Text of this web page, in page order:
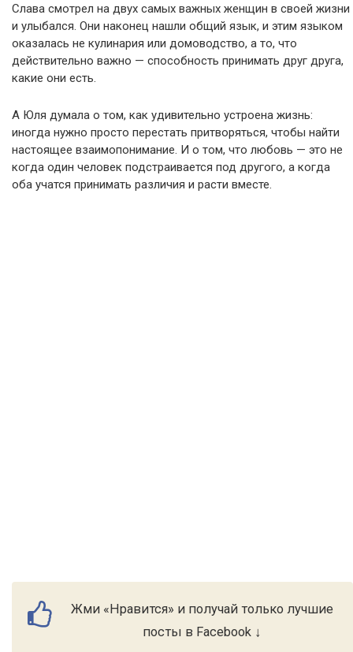
Слава смотрел на двух самых важных женщин в своей жизни
и улыбался. Они наконец нашли общий язык, и этим языком
оказалась не кулинария или домоводство, а то, что
действительно важно — способность принимать друг друга,
какие они есть.
А Юля думала о том, как удивительно устроена жизнь:
иногда нужно просто перестать притворяться, чтобы найти
настоящее взаимопонимание. И о том, что любовь — это не
когда один человек подстраивается под другого, а когда
оба учатся принимать различия и расти вместе.
Жми «Нравится» и получай только лучшие
посты в Facebook ↓